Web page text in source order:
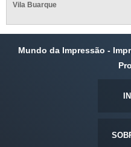
Vila Buarque
Mundo da Impressão -